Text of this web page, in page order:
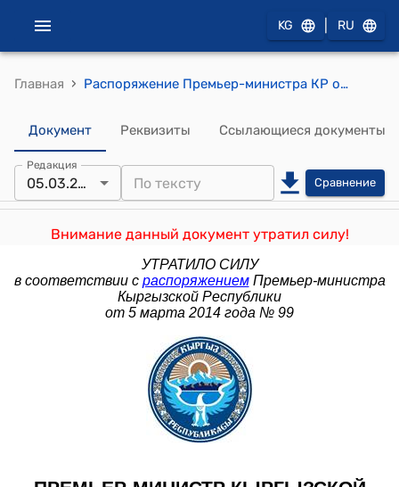
KG RU
Главная › Распоряжение Премьер-министра КР от 7 февраля 2013 года № 48 (Об образовании рабочей группы)
Документ Реквизиты Ссылающиеся документы
Редакция
05.03.2014 Сравнение
Внимание данный документ утратил силу!